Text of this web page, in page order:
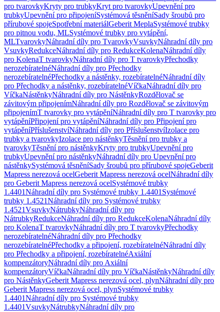
pro tvarovkyKryty pro trubkyKryt pro tvarovkyUpevnění pro
trubkyUpevnění pro připojeníSystémová těsněníSady šroubů pro
přírubové spojeSpotřební materiálGeberit MeplaSystémové trubky
pro pitnou vodu, MLSystémové trubky pro vytápění,
MLTvarovkyNáhradní díly pro TvarovkyVsuvkyNáhradní díly pro
VsuvkyRedukceNáhradní díly pro RedukceKolenaNáhradní díly
pro KolenaT tvarovkyNáhradní díly pro T tvarovkyPřechodky
nerozebíratelnéNáhradní díly pro Přechodky
nerozebíratelnéPřechodky a nástěnky, rozebíratelnéNáhradní díly
pro Přechodky a nástěnky, rozebíratelnéVíčkaNáhradní díly pro
VíčkaNástěnkyNáhradní díly pro NástěnkyRozdělovač se
závitovým připojenímNáhradní díly pro Rozdělovač se závitovým
připojenímT tvarovky pro vytápěníNáhradní díly pro T tvarovky pro
vytápěníPřipojení pro vytápěníNáhradní díly pro Připojení pro
vytápěníPříslušenstvíNáhradní díly pro PříslušenstvíIzolace pro
trubky a tvarovkyIzolace pro nástěnkyTěsnění pro trubky a
tvarovkyTěsnění pro nástěnkyKryty pro trubkyUpevnění pro
trubkyUpevnění pro nástěnkyNáhradní díly pro Upevnění pro
nástěnkySystémová těsněníSady šroubů pro přírubové spojeGeberit
Mapress nerezová ocelGeberit Mapress nerezová ocelNáhradní díly
pro Geberit Mapress nerezová ocelSystémové trubky
1.4401Náhradní díly pro Systémové trubky 1.4401 Systémové
trubky 1.4521Náhradní díly pro Systémové trubky
1.4521VsuvkyNátrubkyNáhradní díly pro
NátrubkyRedukceNáhradní díly pro RedukceKolenaNáhradní díly
pro KolenaT tvarovkyNáhradní díly pro T tvarovkyPřechodky
nerozebíratelnéNáhradní díly pro Přechodky
nerozebíratelnéPřechodky a připojení, rozebíratelnéNáhradní díly
pro Přechodky a připojení, rozebíratelnéAxiální
kompenzátoryNáhradní díly pro Axiální
kompenzátoryVíčkaNáhradní díly pro VíčkaNástěnkyNáhradní díly
pro NástěnkyGeberit Mapress nerezová ocel, plynNáhradní díly pro
Geberit Mapress nerezová ocel, plynSystémové trubky
1.4401Náhradní díly pro Systémové trubky
1.4401VsuvkyNátrubkyNáhradní díly pro